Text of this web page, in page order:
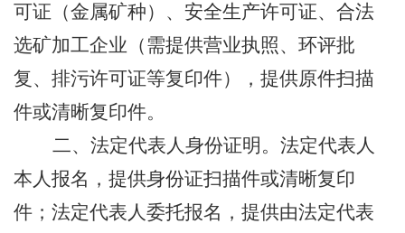
可证（金属矿种）、安全生产许可证、合法
选矿加工企业（需提供营业执照、环评批
复、排污许可证等复印件）
，提供原件扫描
件或清晰复印件。
二、法定代表人身份证明。法定代表人
本人报名，提供身份证扫描件或清晰复印
件；法定代表人委托报名，提供由法定代表